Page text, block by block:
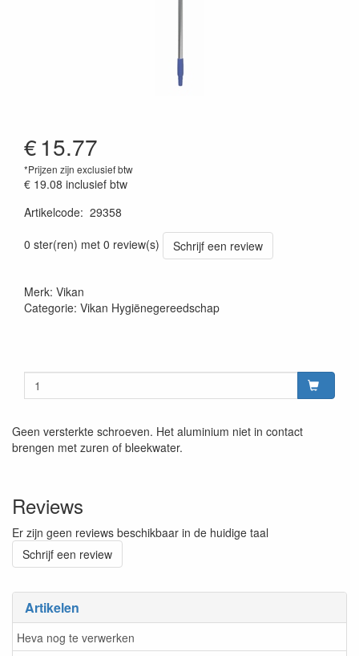
Artikelen
Heva nog te verwerken
€15.77
*Prijzen zijn exclusief btw
€ 19.08 inclusief btw
Artikelcode: 29358
0 ster(ren) met 0 review(s)
Schrijf een review
Merk: Vikan
Categorie: Vikan Hygiënegereedschap
Geen versterkte schroeven. Het aluminium niet in contact
brengen met zuren of bleekwater.
Reviews
Er zijn geen reviews beschikbaar in de huidige taal
Schrijf een review